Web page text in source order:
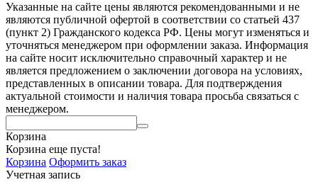
Указанные на сайте цены являются рекомендованными и не
являются публичной офертой в соответствии со статьей 437
(пункт 2) Гражданского кодекса РФ. Цены могут изменяться и
уточняться менеджером при оформлении заказа. Информация
на сайте носит исключительно справочный характер и не
является предложением о заключении договора на условиях,
представленных в описании товара. Для подтверждения
актуальной стоимости и наличия товара просьба связаться с
менеджером.
Корзина
Корзина еще пуста!
Корзина Оформить заказ
Учетная запись